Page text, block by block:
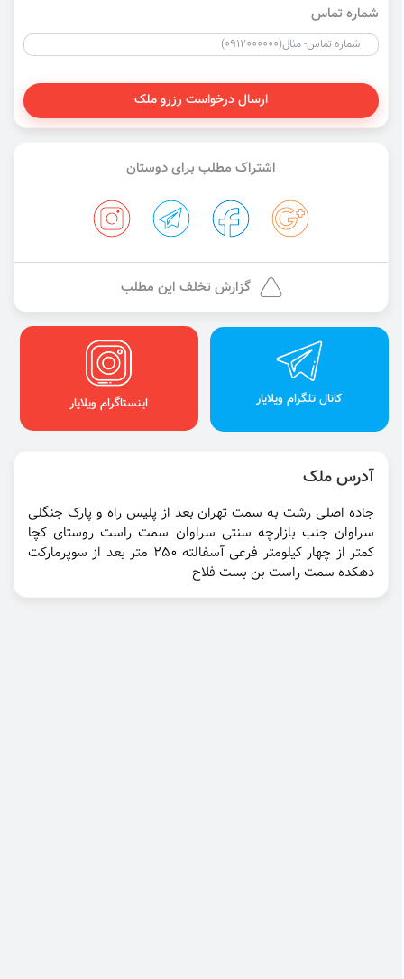
شماره تماس
ارسال درخواست رزرو ملک
اشتراک مطلب برای دوستان
گزارش تخلف این مطلب
کانال تلگرام ویلایار اینستاگرام ویلایار
آدرس ملک
جاده اصلی رشت به سمت تهران بعد از پلیس راه و پارک جنگلی
سراوان جنب بازارچه سنتی سراوان سمت راست روستای کچا
کمتر از چهار کیلومتر فرعی آسفالته 250 متر بعد از سوپرمارکت
دهکده سمت راست بن بست فلاح